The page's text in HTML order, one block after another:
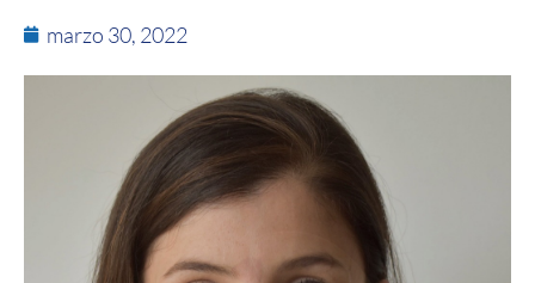
marzo 30, 2022